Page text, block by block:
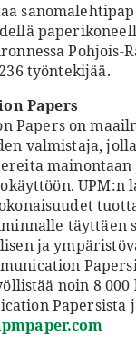
Pohjois-
työntekijää.
Papers
Papers on
valmistaja,
UPM:n
täyttäen
ja
noin 8
Papersista